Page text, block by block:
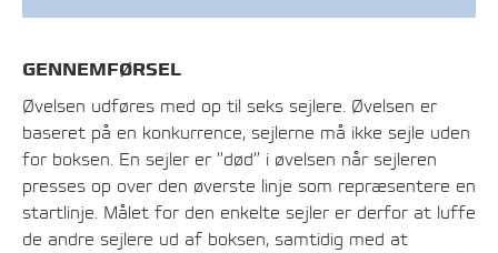
GENNEMFØRSEL
Øvelsen udføres med op til seks sejlere. Øvelsen er
baseret på en konkurrence, sejlerne må ikke sejle uden
for boksen. En sejler er ”død” i øvelsen når sejleren
presses op over den øverste linje som repræsentere en
startlinje. Målet for den enkelte sejler er derfor at luffe
de andre sejlere ud af boksen, samtidig med at